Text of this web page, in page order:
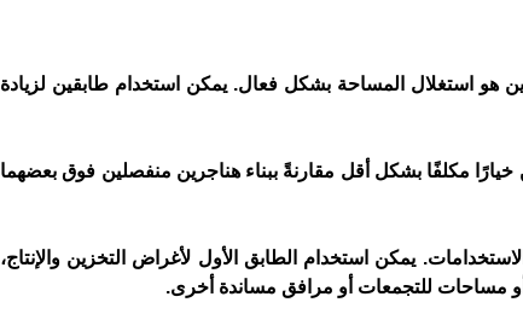
هو استغلال المساحة بشكل فعال. يمكن استخدام طابقين لزيادة
خيارًا مكلفًا بشكل أقل مقارنةً ببناء هناجرين منفصلين فوق بعضهما
يمكن استخدام الطابق الأول لأغراض التخزين والإنتاج،
مساحات للتجمعات أو مرافق مساندة أخرى.